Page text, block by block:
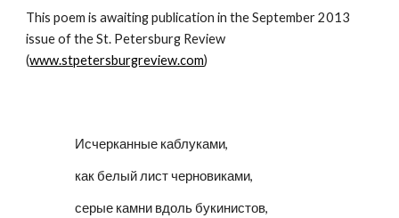
This poem is awaiting publication in the September 2013
issue of the St. Petersburg Review
(www.stpetersburgreview.com)
Исчерканные каблуками,
как белый лист черновиками,
серые камни вдоль букинистов,